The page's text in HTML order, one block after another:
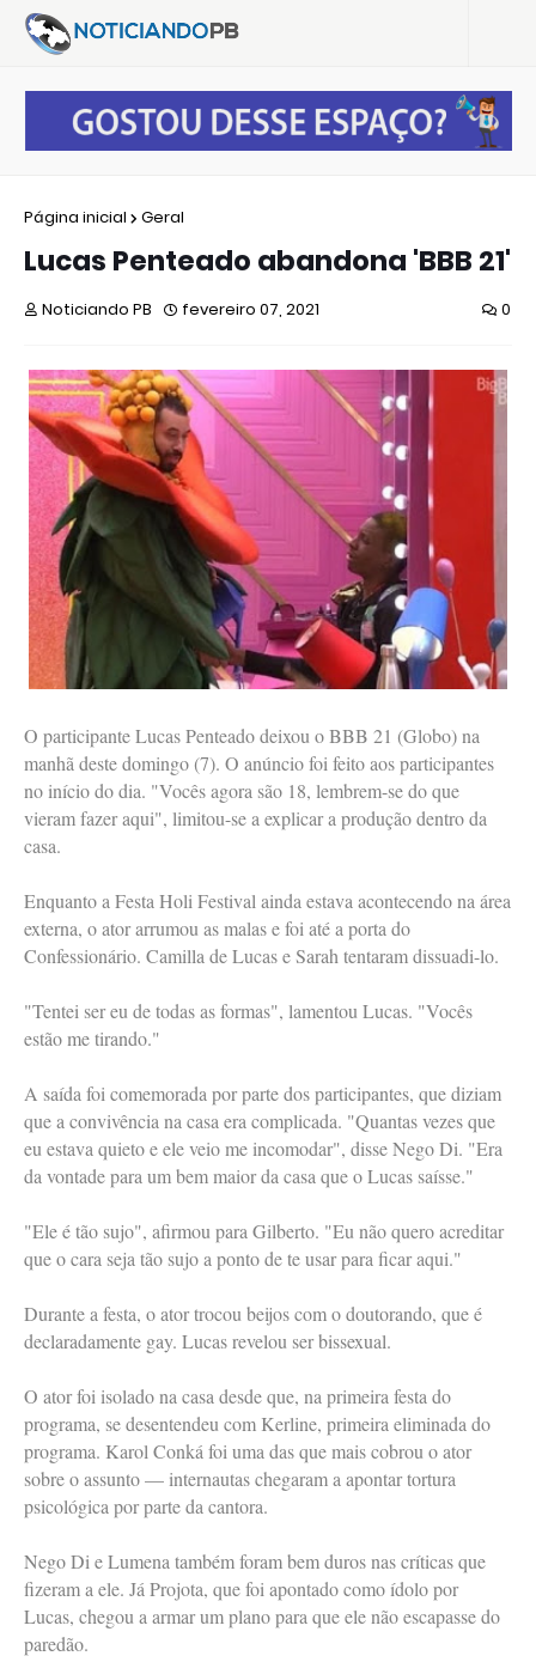
Página inicial Geral
Lucas Penteado abandona 'BBB 21'
Noticiando PB fevereiro 07, 2021 0
O participante Lucas Penteado deixou o BBB 21 (Globo) na
manhã deste domingo (7). O anúncio foi feito aos participantes
no início do dia. "Vocês agora são 18, lembrem-se do que
vieram fazer aqui", limitou-se a explicar a produção dentro da
casa.
Enquanto a Festa Holi Festival ainda estava acontecendo na área
externa, o ator arrumou as malas e foi até a porta do
Confessionário. Camilla de Lucas e Sarah tentaram dissuadi-lo.
"Tentei ser eu de todas as formas", lamentou Lucas. "Vocês
estão me tirando."
A saída foi comemorada por parte dos participantes, que diziam
que a convivência na casa era complicada. "Quantas vezes que
eu estava quieto e ele veio me incomodar", disse Nego Di. "Era
da vontade para um bem maior da casa que o Lucas saísse."
"Ele é tão sujo", afirmou para Gilberto. "Eu não quero acreditar
que o cara seja tão sujo a ponto de te usar para ficar aqui."
Durante a festa, o ator trocou beijos com o doutorando, que é
declaradamente gay. Lucas revelou ser bissexual.
O ator foi isolado na casa desde que, na primeira festa do
programa, se desentendeu com Kerline, primeira eliminada do
programa. Karol Conká foi uma das que mais cobrou o ator
sobre o assunto — internautas chegaram a apontar tortura
psicológica por parte da cantora.
Nego Di e Lumena também foram bem duros nas críticas que
fizeram a ele. Já Projota, que foi apontado como ídolo por
Lucas, chegou a armar um plano para que ele não escapasse do
paredão.